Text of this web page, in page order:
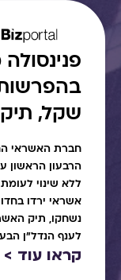
שקל,
חברת האשראי
ללא שינוי
לענף הנדל"ן
קראו עוד >